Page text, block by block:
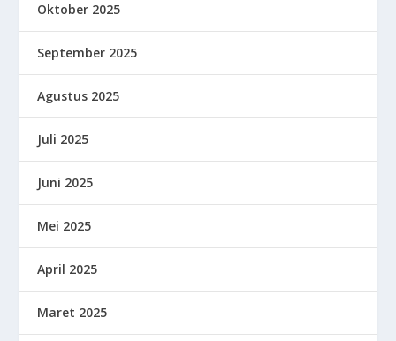
Oktober 2025
September 2025
Agustus 2025
Juli 2025
Juni 2025
Mei 2025
April 2025
Maret 2025